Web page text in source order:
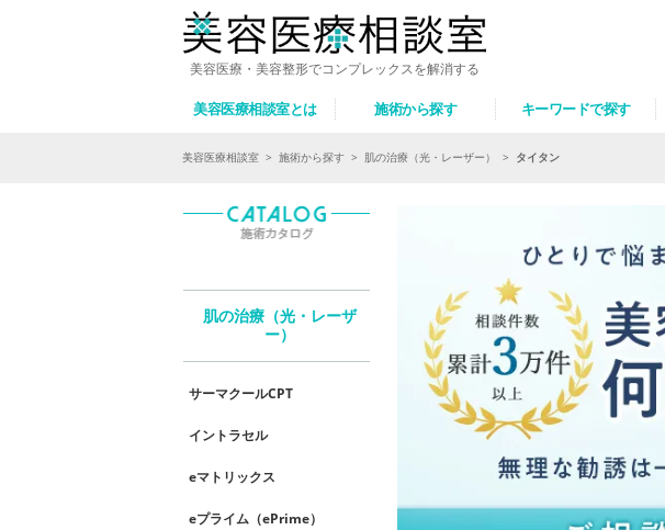
美容医療・美容整形でコンプレックスを解消する
美容医療相談室とは 施術から探す キーワードで探す
美容医療相談室 > 施術から探す > 肌の治療（光・レーザー） > タイタン
肌の治療（光・レーザ
ー）
サーマクールCPT
イントラセル
eマトリックス
eプライム（ePrime）